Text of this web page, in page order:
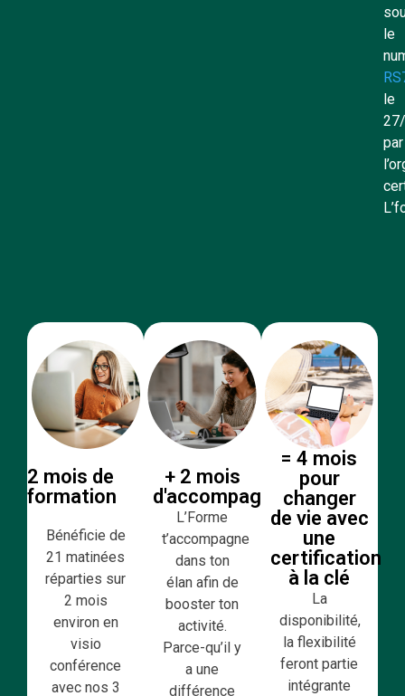
le
le
par
2 mois de
formation
Bénéficie de
21 matinées
réparties sur
2 mois
environ en
visio
conférence
avec nos 3
+ 2 mois
d'accompagnement
L’Forme
t’accompagne
dans ton
élan afin de
booster ton
activité.
Parce-qu’il y
a une
différence
= 4 mois
pour
changer
de vie avec
une
certification
à la clé
La
disponibilité,
la flexibilité
feront partie
intégrante